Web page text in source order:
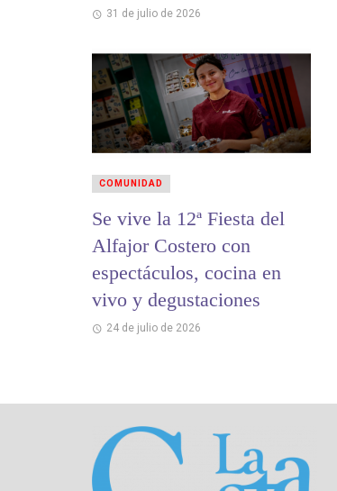
infancias
31 de julio de 2026
Se vive la 12ª Fiesta del
Alfajor Costero con
espectáculos, cocina en
vivo y degustaciones
24 de julio de 2026
COMUNIDAD